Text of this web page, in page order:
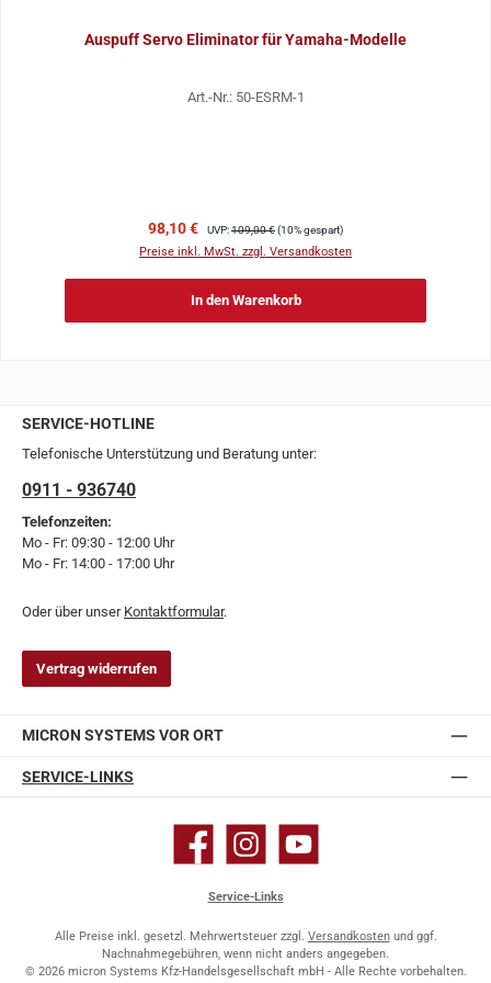
Auspuff Servo Eliminator für Yamaha-Modelle
Art.-Nr.: 50-ESRM-1
Verkaufspreis:
98,10 € Regulärer Preis:
UVP:109,00 €(10% gespart)
Preise inkl. MwSt. zzgl. Versandkosten
In den Warenkorb
SERVICE-HOTLINE
Telefonische Unterstützung und Beratung unter:
0911 - 936740
Telefonzeiten:
Mo - Fr: 09:30 - 12:00 Uhr
Mo - Fr: 14:00 - 17:00 Uhr
Oder über unser Kontaktformular.
Vertrag widerrufen
MICRON SYSTEMS VOR ORT
SERVICE-LINKS
Facebook Instagram YouTube
Service-Links
Alle Preise inkl. gesetzl. Mehrwertsteuer zzgl. Versandkostenund ggf.
Nachnahmegebühren, wenn nicht anders angegeben.
© 2026 micron Systems Kfz-Handelsgesellschaft mbH - Alle Rechte vorbehalten.